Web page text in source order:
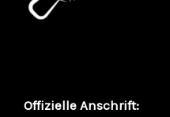
Offizielle Anschrift: